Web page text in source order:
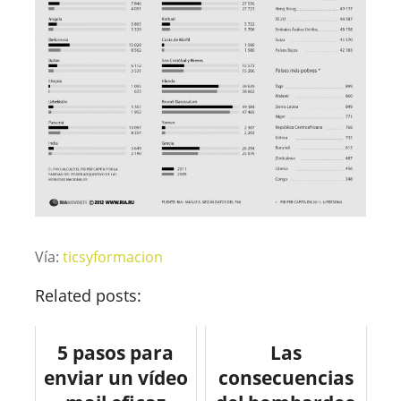
Vía: ticsyformacion
Related posts:
5 pasos para
enviar un vídeo
Las
consecuencias